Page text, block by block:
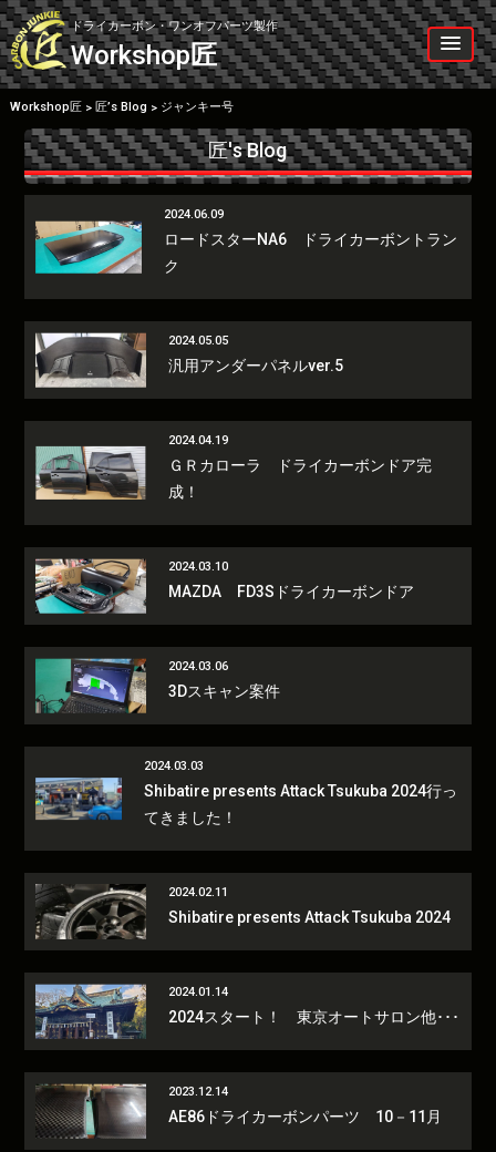
Skip
to
content
ドライカーボン・ワンオフパーツ製作
Workshop匠
Workshop匠> 匠’s Blog > ジャンキー号
匠's Blog
2024.06.09
ロードスターNA6 ドライカーボントラン
ク
2024.05.05
汎用アンダーパネルver.5
2024.04.19
ＧＲカローラ ドライカーボンドア完
成！
2024.03.10
MAZDA FD3Sドライカーボンドア
2024.03.06
3Dスキャン案件
2024.03.03
Shibatire presents Attack Tsukuba 2024行っ
てきました！
2024.02.11
Shibatire presents Attack Tsukuba 2024
2024.01.14
2024スタート！ 東京オートサロン他･･･
2023.12.14
AE86ドライカーボンパーツ 10－11月